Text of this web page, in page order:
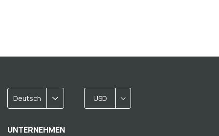
Deutsch USD
UNTERNEHMEN